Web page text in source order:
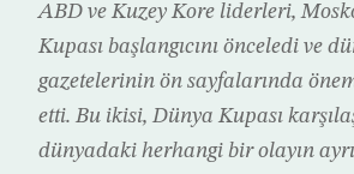
ABD ve Kuzey Kore liderleri,
Kupası başlangıcını önceledi ve
gazetelerinin ön sayfalarında
etti. Bu ikisi, Dünya Kupası
dünyadaki herhangi bir olayın